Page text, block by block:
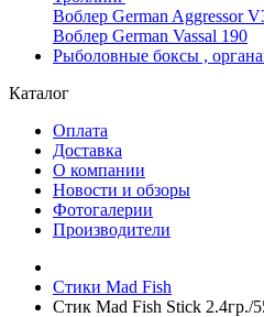
Воблер German Aggressor
Воблер German Vassal 190
Рыболовные боксы ,
Каталог
Оплата
Доставка
О компании
Новости и обзоры
Фотогалерии
Производители
Стики Mad Fish
Стик Mad Fish Stick